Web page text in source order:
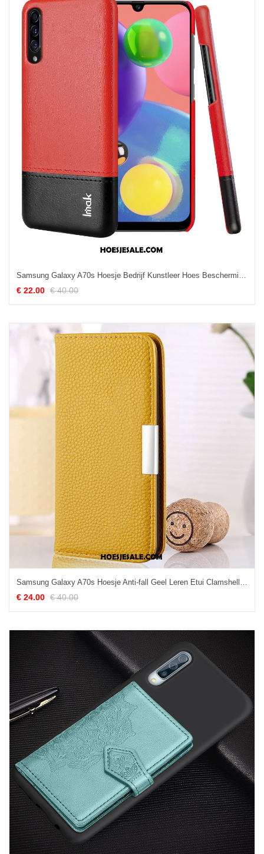
Samsung Galaxy A70s Hoesje Bedrijf Kunstleer Hoes Bescherming Nieuw Sale
€ 22.00 € 40.00
Samsung Galaxy A70s Hoesje Anti-fall Geel Leren Etui Clamshell Mobiele Telefoon Goedkoop
€ 24.00 € 40.00